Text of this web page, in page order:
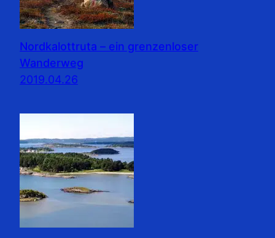
Nordkalottruta – ein grenzenloser
Wanderweg
2019.04.26